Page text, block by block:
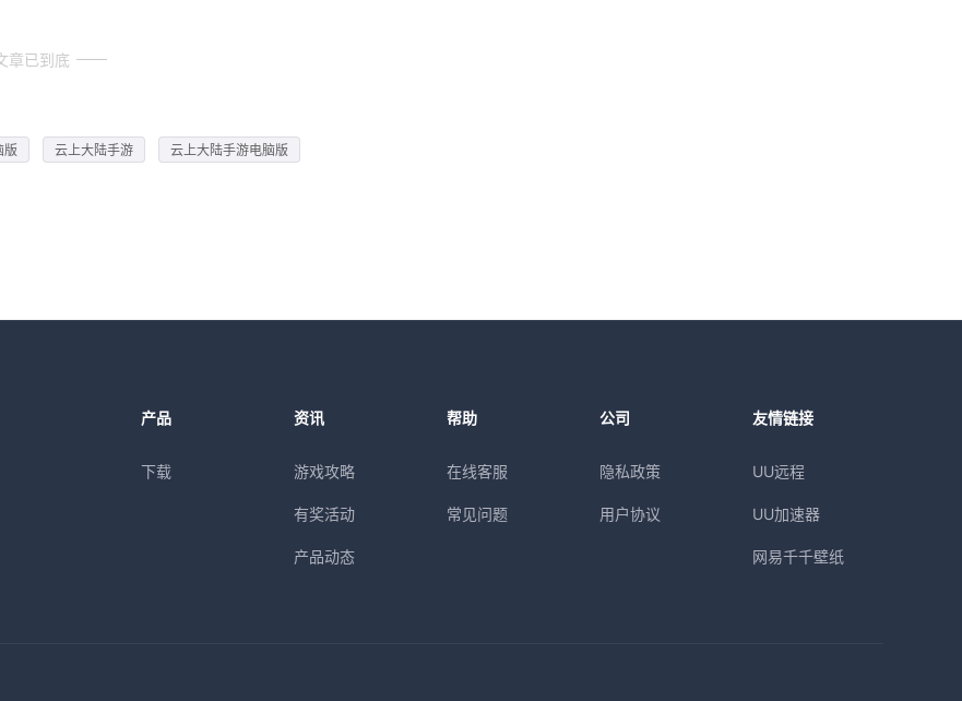
章已到底
版 云上大陆手游
云上大陆手游电脑版
产品
下载
资讯
游戏攻略
有奖活动
产品动态
帮助
在线客服
常见问题
公司
隐私政策
用户协议
友情链接
UU远程
UU加速器
网易千千壁纸